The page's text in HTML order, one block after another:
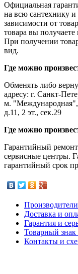
Официальная
на всю сантехнику и
зависимости от
товара вы
При получении
вид.
Где можно
Обменять либо
адресу: г. Санкт-
м.
д.11, 2 эт., сек.29
Где можно
Гарантийный
сервисные центры.
гарантийный срок
Производители
Доставка и
Гарантия и
Товарный
Контакты и